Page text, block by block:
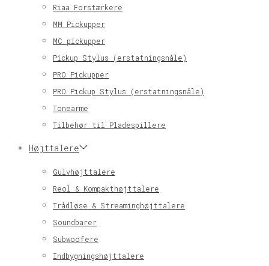
Riaa Forstærkere
MM Pickupper
MC pickupper
Pickup Stylus (erstatningsnåle)
PRO Pickupper
PRO Pickup Stylus (erstatningsnåle)
Tonearme
Tilbehør til Pladespillere
Højttalere
Gulvhøjttalere
Reol & Kompakthøjttalere
Trådløse & Streaminghøjttalere
Soundbarer
Subwoofere
Indbygningshøjttalere